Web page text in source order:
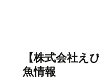
【株式会社え
魚情報